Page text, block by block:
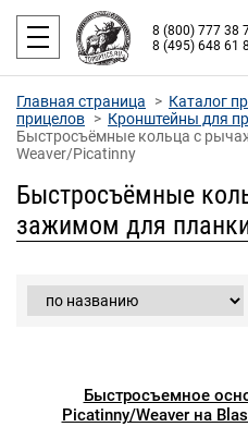
8 (800) 777 38
8 (495) 648 61
Главная страница Каталог
прицелов
Кронштейны для
Быстросъёмные кольца с
Weaver/Picatinny
Быстросъёмные
зажимом для
Быстросъемное
Picatinny/Weaver на